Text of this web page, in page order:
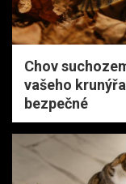
Chov
vašeho
bezpečné